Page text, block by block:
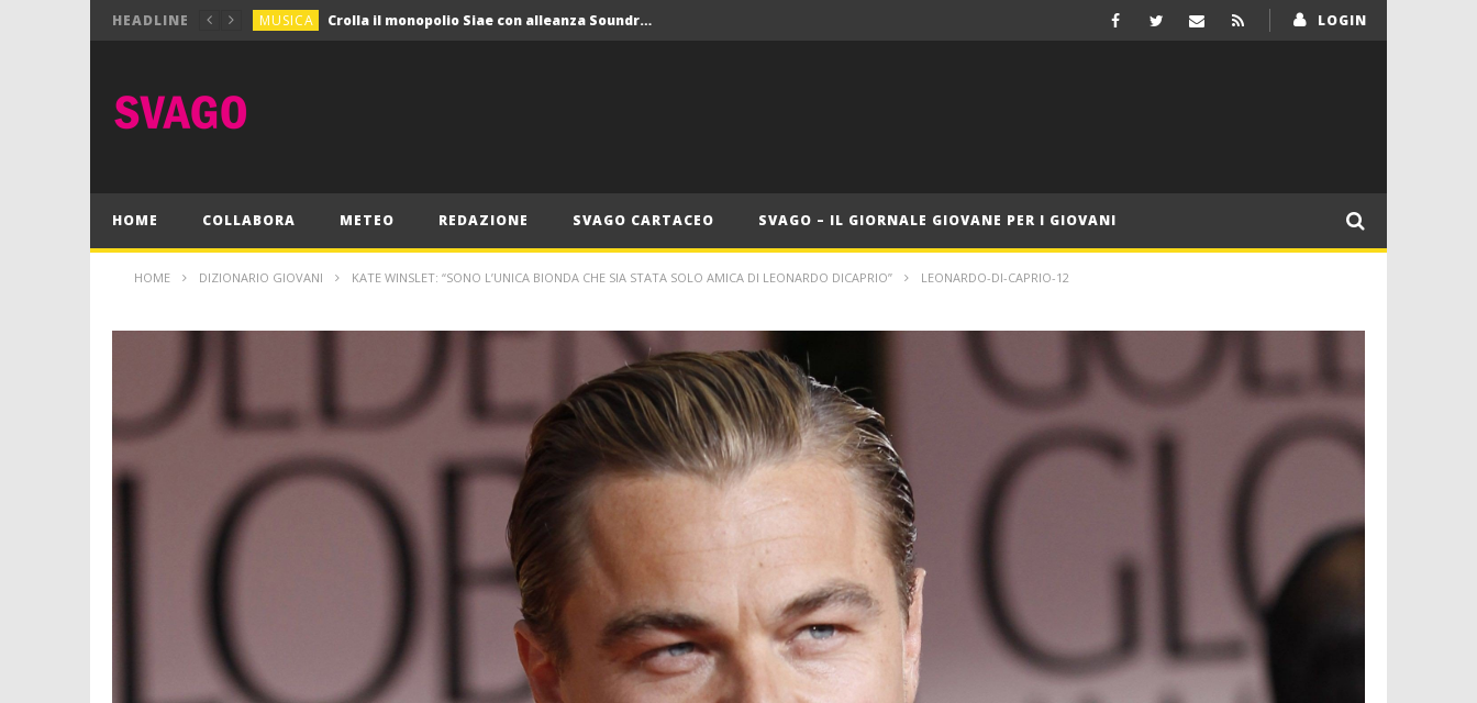
HEADLINE MUSICA Crolla il monopolio Siae con alleanza Soundreef – LEA
MUSICA Crolla il monopolio Siae con alleanza Soundreef – LEA
LOGIN
HOME COLLABORA METEO REDAZIONE SVAGO CARTACEO SVAGO – IL GIORNALE GIOVANE PER I GIOVANI
HOME DIZIONARIO GIOVANI KATE WINSLET: “SONO L’UNICA BIONDA CHE SIA STATA SOLO AMICA DI LEONARDO DICAPRIO” LEONARDO-DI-CAPRIO-12